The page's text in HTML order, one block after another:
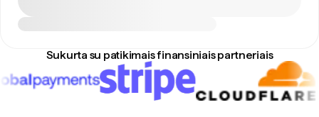
Sukurta su patikimais finansiniais partneriais